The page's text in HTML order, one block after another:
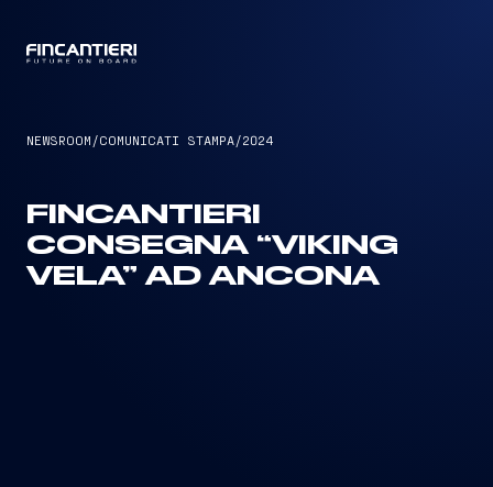
NEWSROOM /COMUNICATI STAMPA/2024
FINCANTIERI
CONSEGNA “VIKING
VELA” AD ANCONA